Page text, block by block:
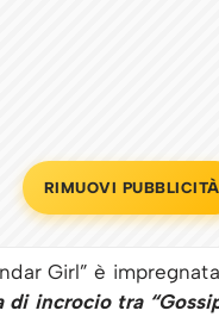
RIMUOVI PUBBLICITÀ
Girl” è
incrocio tra